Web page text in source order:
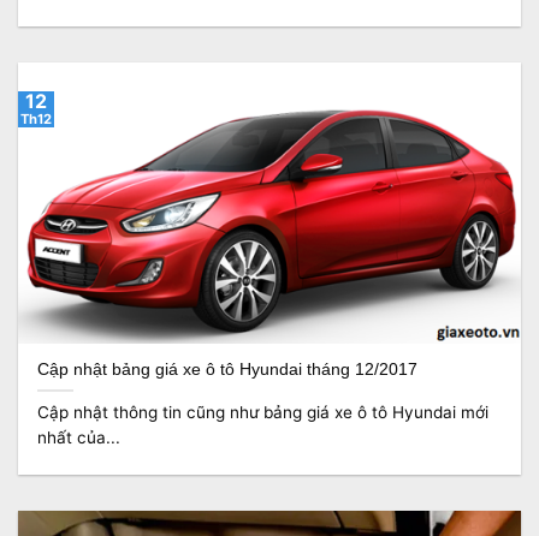
Cập nhật bảng giá xe ô tô Hyundai tháng 12/2017
Cập nhật thông tin cũng như bảng giá xe ô tô Hyundai mới
nhất của...
12
Th12